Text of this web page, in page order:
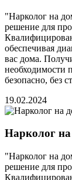
"Нарколог на
решение для
обеспечивая
вас дома.
необходимости
безопасно, без
19.02.2024
Нарколог
"Нарколог на
решение для